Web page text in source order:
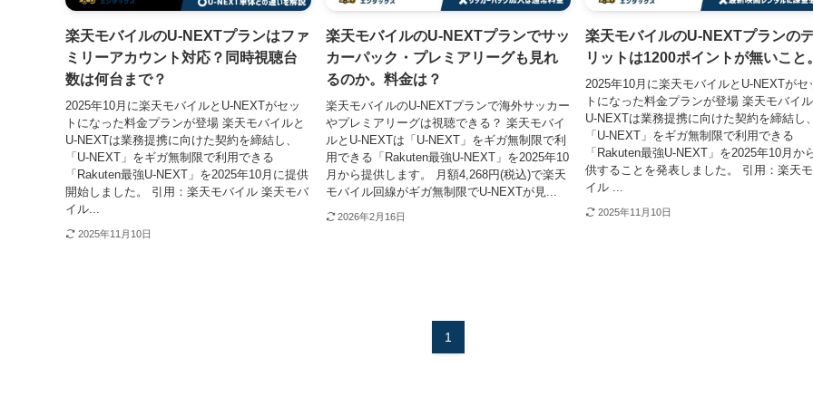
楽天モバイルのU-NEXTプランはファ
ミリーアカウント対応？同時視聴台
数は何台まで？
2025年10月に楽天モバイルとU-NEXTがセッ
トになった料金プランが登場 楽天モバイルと
U-NEXTは業務提携に向けた契約を締結し、
「U-NEXT」をギガ無制限で利用できる
「Rakuten最強U-NEXT」を2025年10月に提供
開始しました。 引用：楽天モバイル 楽天モバ
イル...
2025年11月10日
楽天モバイルのU-NEXTプランでサッ
カーパック・プレミアリーグも見れ
るのか。料金は？
楽天モバイルのU-NEXTプランで海外サッカー
やプレミアリーグは視聴できる？ 楽天モバイ
ルとU-NEXTは「U-NEXT」をギガ無制限で利
用できる「Rakuten最強U-NEXT」を2025年10
月から提供します。 月額4,268円(税込)で楽天
モバイル回線がギガ無制限でU-NEXTが見...
2026年2月16日
楽天モバイルのU-NEXTプランの
リットは1200ポイントが無いこと。
2025年10月に楽天モバイルとU-NEXTがセ
トになった料金プランが登場 楽天モバイル
U-NEXTは業務提携に向けた契約を締結し、
「U-NEXT」をギガ無制限で利用できる
「Rakuten最強U-NEXT」を2025年10月か
供することを発表しました。 引用：楽天
イル ...
2025年11月10日
1